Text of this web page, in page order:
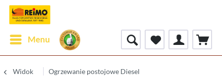
Menu
Widok Ogrzewanie postojowe Diesel